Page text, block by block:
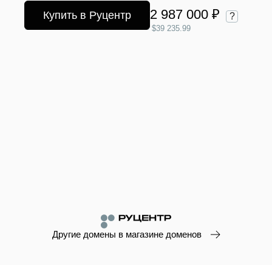
Купить в Руцентр 2 987 000 ₽ ?
$39 235.99
Другие домены в магазине доменов